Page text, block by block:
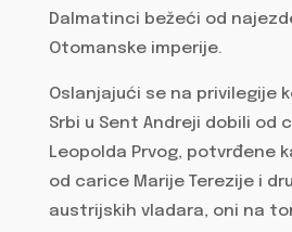
Dalmatinci bežeći od
Otomanske imperije.
Oslanjajući se na privilegije
Srbi u Sent Andreji dobili od
Leopolda Prvog, potvrđene
od carice Marije Terezije i
austrijskih vladara, oni na